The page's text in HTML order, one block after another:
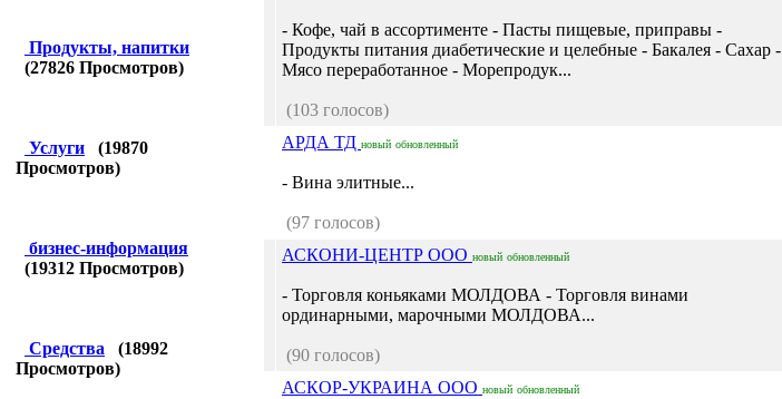
Продукты, напитки
(27826 Просмотров)
Услуги (19870
Просмотров)
бизнес-информация
(19312 Просмотров)
Средства (18992
Просмотров)
- Кофе, чай в ассортименте - Пасты пищевые, приправы -
Продукты питания диабетические и целебные - Бакалея - Сахар -
Мясо переработанное - Морепродук...
(103 голосов)
АРДА ТД новый обновленный
- Вина элитные...
(97 голосов)
АСКОНИ-ЦЕНТР ООО новый обновленный
- Торговля коньяками МОЛДОВА - Торговля винами
ординарными, марочными МОЛДОВА...
(90 голосов)
АСКОР-УКРАИНА ООО новый обновленный